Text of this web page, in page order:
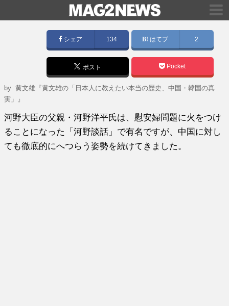
シェア 134 はてブ 2
ポスト Pocket
by黄文雄『黄文雄の「日本人に教えたい本当の歴史、中国・韓国の真
実」』
河野大臣の父親・河野洋平氏は、慰安婦問題に火をつけ
ることになった「河野談話」で有名ですが、中国に対し
ても徹底的にへつらう姿勢を続けてきました。